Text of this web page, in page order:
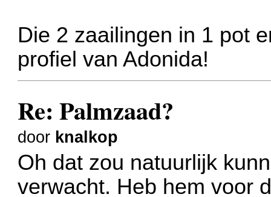
Die 2 zaailingen in 1 pot
profiel van Adonida!
Re: Palmzaad?
door knalkop
Oh dat zou natuurlijk
verwacht. Heb hem voor